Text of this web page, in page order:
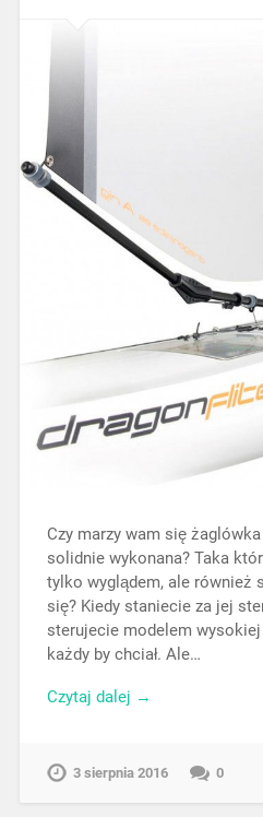
Czy marzy wam się
solidnie wykonana? Taka
tylko wyglądem, ale również
się? Kiedy staniecie za jej
sterujecie modelem
każdy by chciał. Ale…
Czytaj dalej →
3 sierpnia 2016 0